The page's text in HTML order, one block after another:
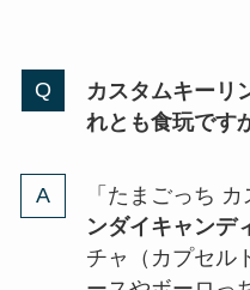
カスタムキーリ
れとも食玩です
「たまごっち
ンダイキャンデ
チャ（カプセル